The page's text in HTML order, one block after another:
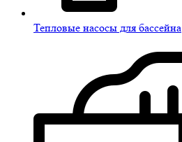
Тепловые насосы для бассейна